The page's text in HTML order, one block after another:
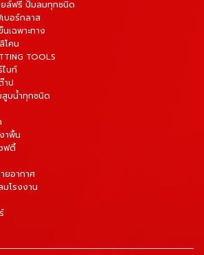
ล์ฟรี ปั๊มลมทุกชนิด
บอร์กลาส
เฉพาะทาง
โคน
TOOLS
ไบท์
าป
สูบน้ำทุกชนิด
าพื้น
ฟตี้
ยอากาศ
โรงงาน